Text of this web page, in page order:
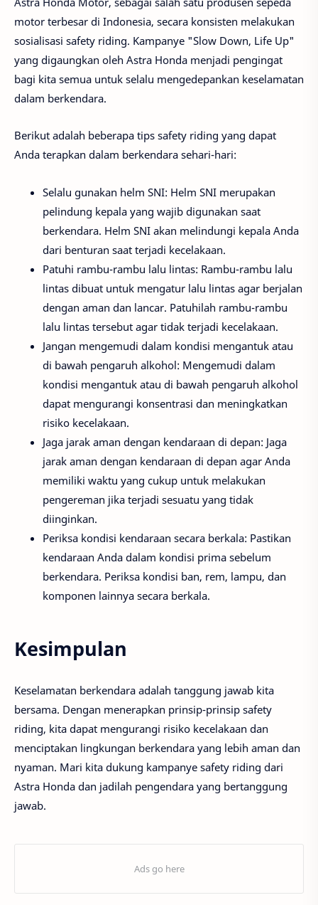
motor terbesar di Indonesia, secara konsisten melakukan
sosialisasi safety riding. Kampanye "Slow Down, Life Up"
yang digaungkan oleh Astra Honda menjadi pengingat
bagi kita semua untuk selalu mengedepankan keselamatan
dalam berkendara.
Berikut adalah beberapa tips safety riding yang dapat
Anda terapkan dalam berkendara sehari-hari:
Selalu gunakan helm SNI: Helm SNI merupakan
pelindung kepala yang wajib digunakan saat
berkendara. Helm SNI akan melindungi kepala Anda
dari benturan saat terjadi kecelakaan.
Patuhi rambu-rambu lalu lintas: Rambu-rambu lalu
lintas dibuat untuk mengatur lalu lintas agar berjalan
dengan aman dan lancar. Patuhilah rambu-rambu
lalu lintas tersebut agar tidak terjadi kecelakaan.
Jangan mengemudi dalam kondisi mengantuk atau
di bawah pengaruh alkohol: Mengemudi dalam
kondisi mengantuk atau di bawah pengaruh alkohol
dapat mengurangi konsentrasi dan meningkatkan
risiko kecelakaan.
Jaga jarak aman dengan kendaraan di depan: Jaga
jarak aman dengan kendaraan di depan agar Anda
memiliki waktu yang cukup untuk melakukan
pengereman jika terjadi sesuatu yang tidak
diinginkan.
Periksa kondisi kendaraan secara berkala: Pastikan
kendaraan Anda dalam kondisi prima sebelum
berkendara. Periksa kondisi ban, rem, lampu, dan
komponen lainnya secara berkala.
Kesimpulan
Keselamatan berkendara adalah tanggung jawab kita
bersama. Dengan menerapkan prinsip-prinsip safety
riding, kita dapat mengurangi risiko kecelakaan dan
menciptakan lingkungan berkendara yang lebih aman dan
nyaman. Mari kita dukung kampanye safety riding dari
Astra Honda dan jadilah pengendara yang bertanggung
jawab.